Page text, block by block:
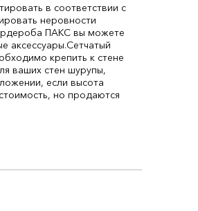
в соответствии с
неровности
ПАКС вы можете
аксессуары.Сетчатый
крепить к стене
ваших стен шурупы,
если высота
но продаются